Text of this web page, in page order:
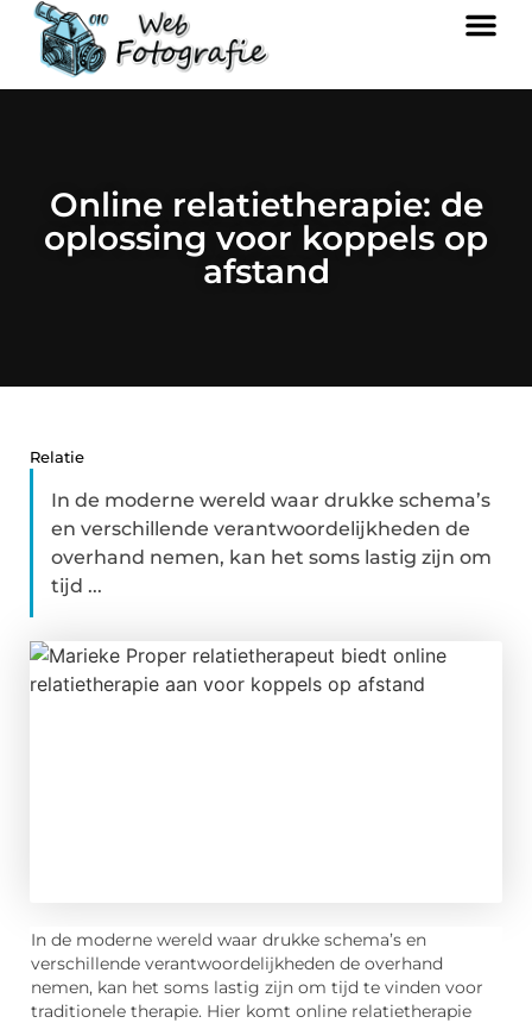
Online relatietherapie: de
oplossing voor koppels op
afstand
Relatie
In de moderne wereld waar drukke schema’s
en verschillende verantwoordelijkheden de
overhand nemen, kan het soms lastig zijn om
tijd ...
In de moderne wereld waar drukke schema’s en
verschillende verantwoordelijkheden de overhand
nemen, kan het soms lastig zijn om tijd te vinden voor
traditionele therapie. Hier komt online relatietherapie